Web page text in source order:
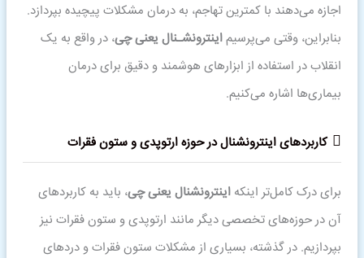
اجازه می‌دهند با کمترین تهاجم، به درمان مشکلات پیچیده بپردازد.
بنابراین، وقتی می‌پرسیماینترونشـنالیعنی چی، در واقع به یک
انقلاب در استفاده از ابزارهای هوشمند و دقیق برای درمان
بیماری‌ها اشاره می‌کنیم.
کاربردهای اینترونشنال در حوزه ارتوپدی و ستون فقرات
برای درک کامل‌تر اینکهاینترونشنال یعنی چی، باید به کاربردهای
آن در حوزه‌های تخصصی دیگر مانند ارتوپدی و ستون فقرات نیز
بپردازیم. در گذشته، بسیاری از مشکلات ستون فقرات و دردهای